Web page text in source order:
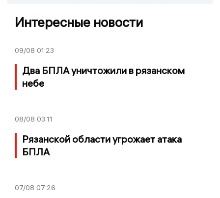
Интересные новости
09/08 01:23
Два БПЛА уничтожили в рязанском
небе
08/08 03:11
Рязанской области угрожает атака
БПЛА
07/08 07:26